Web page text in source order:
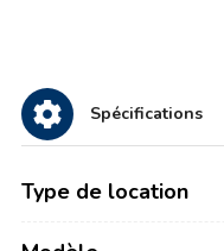
Spécifications
Type de location